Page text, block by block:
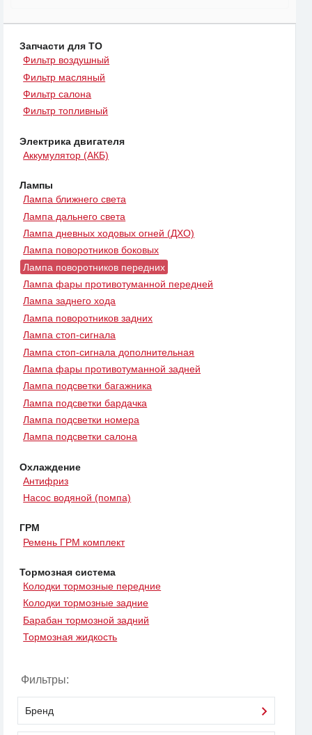
Запчасти для ТО
Фильтр воздушный
Фильтр масляный
Фильтр салона
Фильтр топливный
Электрика двигателя
Аккумулятор (АКБ)
Лампы
Лампа ближнего света
Лампа дальнего света
Лампа дневных ходовых огней (ДХО)
Лампа поворотников боковых
Лампа поворотников передних
Лампа фары противотуманной передней
Лампа заднего хода
Лампа поворотников задних
Лампа стоп-сигнала
Лампа стоп-сигнала дополнительная
Лампа фары противотуманной задней
Лампа подсветки багажника
Лампа подсветки бардачка
Лампа подсветки номера
Лампа подсветки салона
Охлаждение
Антифриз
Насос водяной (помпа)
ГРМ
Ремень ГРМ комплект
Тормозная система
Колодки тормозные передние
Колодки тормозные задние
Барабан тормозной задний
Тормозная жидкость
Фильтры:
Бренд